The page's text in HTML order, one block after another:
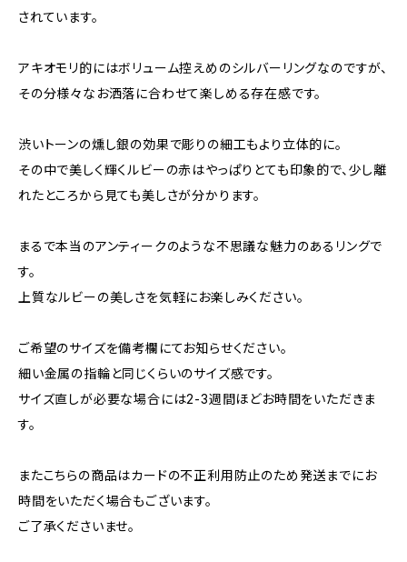
されています。
アキオモリ的にはボリューム控えめのシルバーリングなのですが、
その分様々なお洒落に合わせて楽しめる存在感です。
渋いトーンの燻し銀の効果で彫りの細工もより立体的に。
その中で美しく輝くルビーの赤はやっぱりとても印象的で、少し離
れたところから見ても美しさが分かります。
まるで本当のアンティークのような不思議な魅力のあるリングで
す。
上質なルビーの美しさを気軽にお楽しみください。
ご希望のサイズを備考欄にてお知らせください。
細い金属の指輪と同じくらいのサイズ感です。
サイズ直しが必要な場合には2-3週間ほどお時間をいただきま
す。
またこちらの商品はカードの不正利用防止のため発送までにお
時間をいただく場合もございます。
ご了承くださいませ。